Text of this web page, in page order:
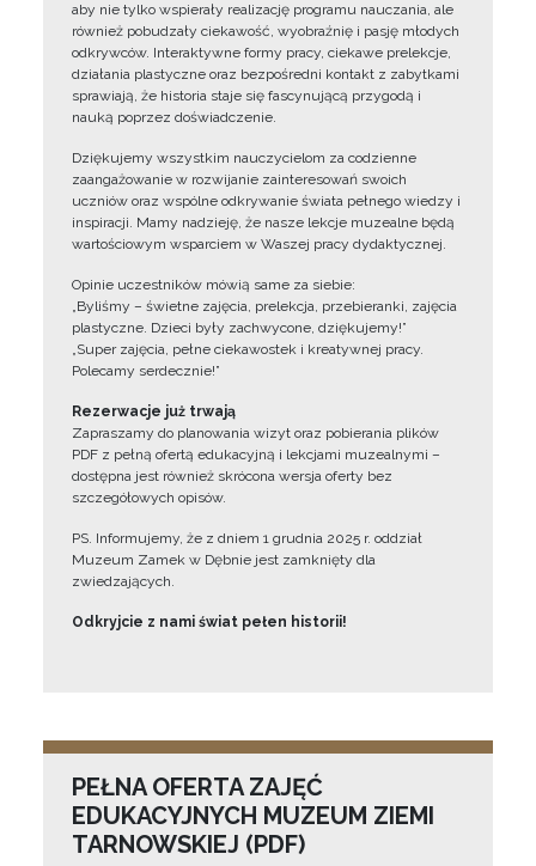
aby nie tylko wspierały realizację programu nauczania, ale
również pobudzały ciekawość, wyobraźnię i pasję młodych
odkrywców. Interaktywne formy pracy, ciekawe prelekcje,
działania plastyczne oraz bezpośredni kontakt z zabytkami
sprawiają, że historia staje się fascynującą przygodą i
nauką poprzez doświadczenie.
Dziękujemy wszystkim nauczycielom za codzienne
zaangażowanie w rozwijanie zainteresowań swoich
uczniów oraz wspólne odkrywanie świata pełnego wiedzy i
inspiracji. Mamy nadzieję, że nasze lekcje muzealne będą
wartościowym wsparciem w Waszej pracy dydaktycznej.
Opinie uczestników mówią same za siebie:
„Byliśmy – świetne zajęcia, prelekcja, przebieranki, zajęcia
plastyczne. Dzieci były zachwycone, dziękujemy!”
„Super zajęcia, pełne ciekawostek i kreatywnej pracy.
Polecamy serdecznie!”
Rezerwacje już trwają
Zapraszamy do planowania wizyt oraz pobierania plików
PDF z pełną ofertą edukacyjną i lekcjami muzealnymi –
dostępna jest również skrócona wersja oferty bez
szczegółowych opisów.
PS. Informujemy, że z dniem 1 grudnia 2025 r. oddział
Muzeum Zamek w Dębnie jest zamknięty dla
zwiedzających.
Odkryjcie z nami świat pełen historii!
PEŁNA OFERTA ZAJĘĆ
EDUKACYJNYCH MUZEUM ZIEMI
TARNOWSKIEJ (PDF)